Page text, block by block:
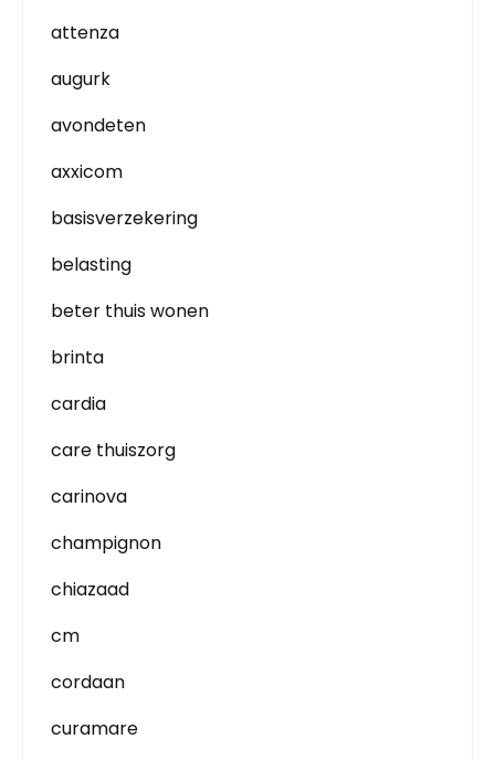
attenza
augurk
avondeten
axxicom
basisverzekering
belasting
beter thuis wonen
brinta
cardia
care thuiszorg
carinova
champignon
chiazaad
cm
cordaan
curamare